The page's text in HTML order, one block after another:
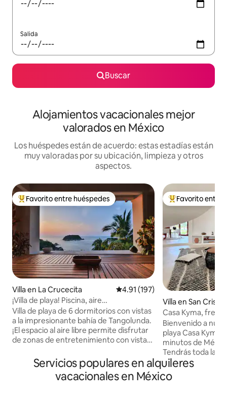
Salida
Buscar
Alojamientos vacacionales mejor
valorados en México
Los huéspedes están de acuerdo: estas estadías están
muy valoradas por su ubicación, limpieza y otros
aspectos.
Favorito entre huéspedes preferido
Favorito entre huéspedes
Villa en La Crucecita Calificación promedio: 4.91 de
4.91 (197)
¡Villa de playa! Piscina, aire
acondicionado, solárium, ¡las mejores
vistas! ¡12 personas!
Villa de playa de 6 dormitorios con vistas
a la impresionante bahía de Tangolunda.
¡El espacio al aire libre permite disfrutar
de zonas de entretenimiento con vistas
junto a la piscina privada y disfruta del
cálido sol de Oaxaca. ¡Camina hasta la
aislada cala/pequeña playa! O sube a
Favorito entre
Favorito entre
Villa en San
Casa Kyma,
Yucatán
Bienvenido a
playa Casa Kyma
minutos de
Tendrás toda la
vistas al mar y
inolvidables.
cuidadosamente
Servicios populares en alquileres
vacacionales en México